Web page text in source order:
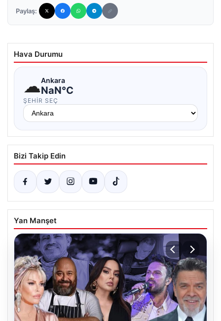
Paylaş:
Hava Durumu
☁Ankara
NaN°C
ŞEHIR SEÇ
Bizi Takip Edin
Yan Manşet